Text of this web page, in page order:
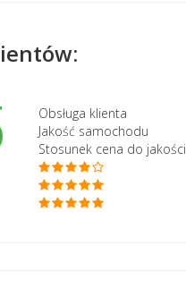
Obsługa klienta
Jakość samochodu
Stosunek cena do jakości